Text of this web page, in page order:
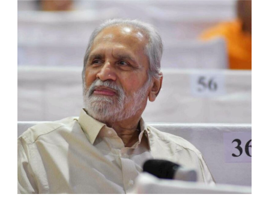
Suresh
Kalmadi passed
away
:
मंत्री
सुरेश
कलमाडी
यांचं
निधन